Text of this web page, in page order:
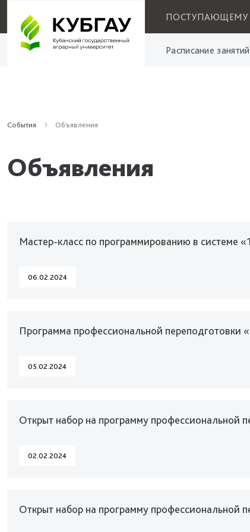
ПОСТУПАЮЩЕМУ
Расписание занятий
События Объявления
Объявления
Мастер-класс по программированию в системе
06.02.2024
Программа профессиональной переподготовки
05.02.2024
Открыт набор на программу профессиональной
02.02.2024
Открыт набор на программу профессиональной